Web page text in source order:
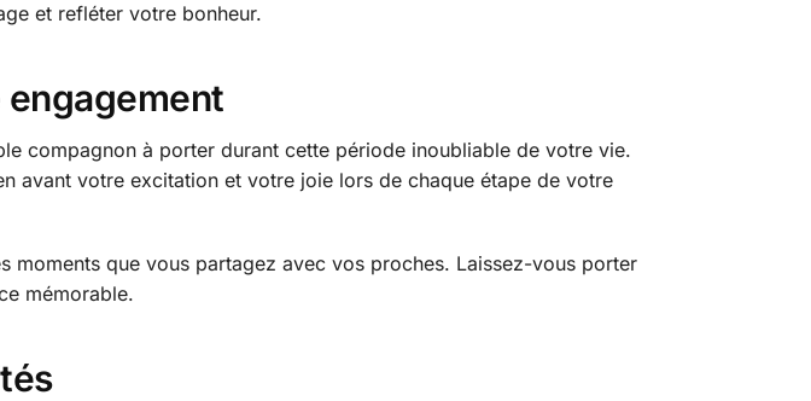
et refléter votre bonheur.
compagnon à porter durant cette période inoubliable de votre vie.
avant votre excitation et votre joie lors de chaque étape de votre
que vous partagez avec vos proches. Laissez-vous porter
mémorable.